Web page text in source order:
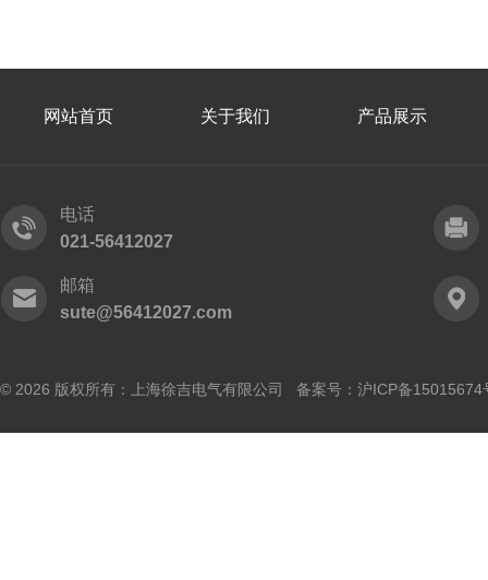
网站首页 关于我们 产品展示
电话
021-56412027
邮箱
sute@56412027.com
© 2026 版权所有：上海徐吉电气有限公司 备案号： 沪ICP备15015674